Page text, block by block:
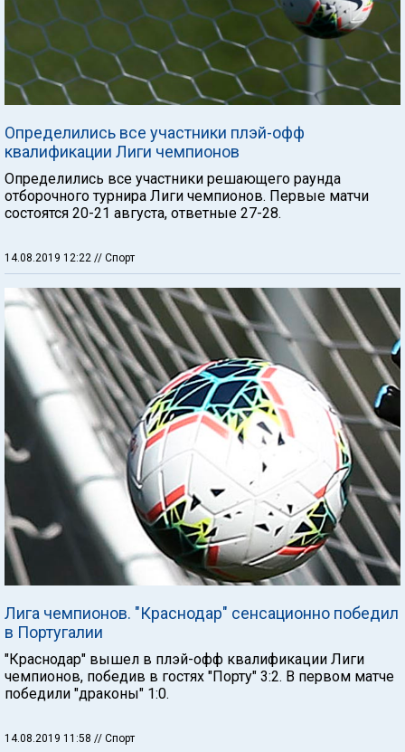
Определились все участники плэй-офф
квалификации Лиги чемпионов
Определились все участники решающего раунда
отборочного турнира Лиги чемпионов. Первые матчи
состоятся 20-21 августа, ответные 27-28.
14.08.2019 12:22 // Спорт
Лига чемпионов. "Краснодар" сенсационно победил
в Португалии
"Краснодар" вышел в плэй-офф квалификации Лиги
чемпионов, победив в гостях "Порту" 3:2. В первом матче
победили "драконы" 1:0.
14.08.2019 11:58 // Спорт